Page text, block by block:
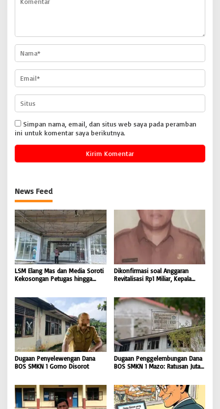
Simpan nama, email, dan situs web saya pada peramban
ini untuk komentar saya berikutnya.
News Feed
LSM Elang Mas dan Media Soroti
Kekosongan Petugas hingga
Dikonfirmasi soal Anggaran
Revitalisasi Rp1 Miliar, Kepala
Dugaan Penyelewengan Dana
BOS SMKN 1 Gomo Disorot
Dugaan Penggelembungan Dana
BOS SMKN 1 Mazo: Ratusan Juta